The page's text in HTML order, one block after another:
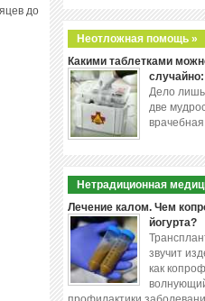
до
Неотложная помощь »
Какими таблетками
Дело лишь
две
врачебная.
Нетрадиционная
Лечение калом. Чем
йогурта?
звучит
как